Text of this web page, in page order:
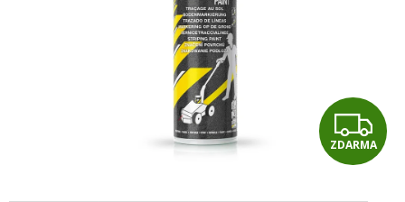
Z
D
ZDARMA